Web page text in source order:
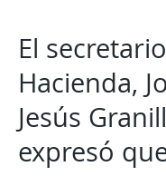
El
Hacienda,
Jesús
expresó